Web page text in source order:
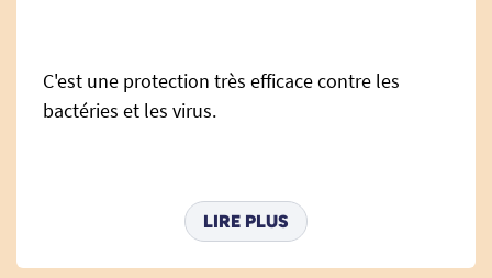
C'est une protection très efficace contre les
bactéries et les virus.
Il empêchera également à vos éventuelles
projections d'atteindre les autres individus de
votre entourage.
LIRE PLUS